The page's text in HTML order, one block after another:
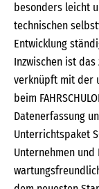
besonders leicht
technischen
Entwicklung
Inzwischen ist
verknüpft mit der
beim
Datenerfassung
Unterrichtspaket
Unternehmen